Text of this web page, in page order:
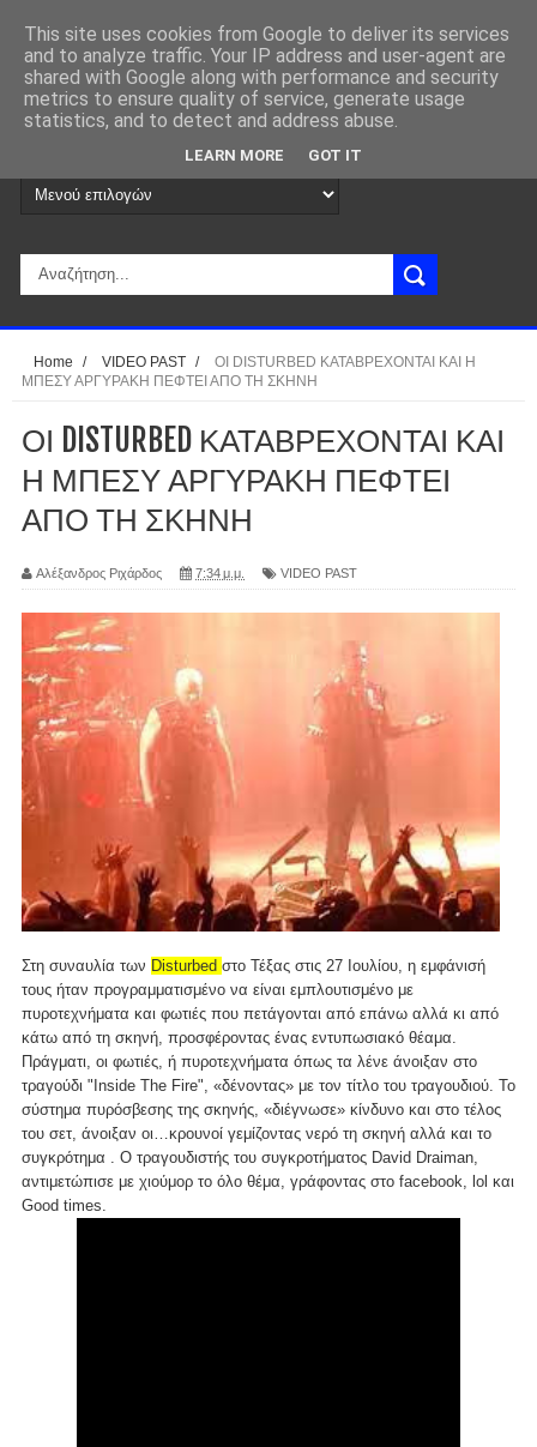
Home / VIDEO PAST /
ΟΙ DISTURBED ΚΑΤΑΒΡΕΧΟΝΤΑΙ ΚΑΙ Η
ΜΠΕΣΥ ΑΡΓΥΡΑΚΗ ΠΕΦΤΕΙ ΑΠΟ ΤΗ ΣΚΗΝΗ
ΟΙ DISTURBED ΚΑΤΑΒΡΕΧΟΝΤΑΙ ΚΑΙ
Η ΜΠΕΣΥ ΑΡΓΥΡΑΚΗ ΠΕΦΤΕΙ
ΑΠΟ ΤΗ ΣΚΗΝΗ
Αλέξανδρος Ριχάρδος 7:34 μ.μ. VIDEO PAST
Στη συναυλία των Disturbed στο Τέξας στις 27 Ιουλίου, η εμφάνισή
τους ήταν προγραμματισμένο να είναι εμπλουτισμένο με
πυροτεχνήματα και φωτιές που πετάγονται από επάνω αλλά κι από
κάτω από τη σκηνή, προσφέροντας ένας εντυπωσιακό θέαμα.
Πράγματι, οι φωτιές, ή πυροτεχνήματα όπως τα λένε άνοιξαν στο
τραγούδι "Inside The Fire", «δένοντας» με τον τίτλο του τραγουδιού. Το
σύστημα πυρόσβεσης της σκηνής, «διέγνωσε» κίνδυνο και στο τέλος
του σετ, άνοιξαν οι…κρουνοί γεμίζοντας νερό τη σκηνή αλλά και το
συγκρότημα . Ο τραγουδιστής του συγκροτήματος David Draiman,
αντιμετώπισε με χιούμορ το όλο θέμα, γράφοντας στο facebook, lol και
Good times.
This site uses cookies from Google to deliver its services
and to analyze traffic. Your IP address and user-agent are
shared with Google along with performance and security
metrics to ensure quality of service, generate usage
statistics, and to detect and address abuse.
LEARN MORE GOT IT